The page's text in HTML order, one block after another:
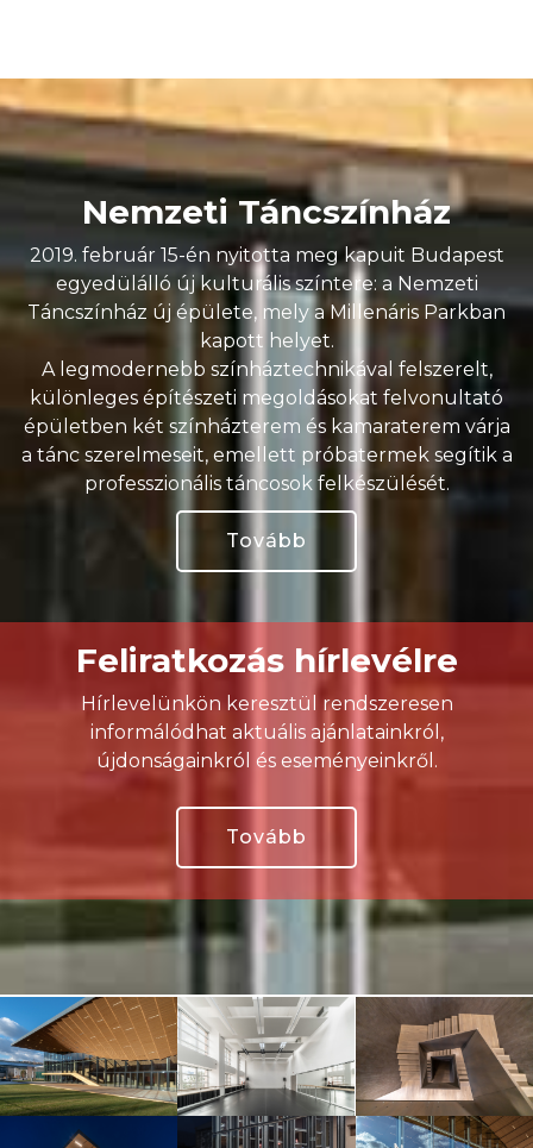
Nemzeti Táncszínház
2019. február 15-én nyitotta meg kapuit Budapest
egyedülálló új kulturális színtere: a Nemzeti
Táncszínház új épülete, mely a Millenáris Parkban
kapott helyet.
A legmodernebb színháztechnikával felszerelt,
különleges építészeti megoldásokat felvonultató
épületben két színházterem és kamaraterem várja
a tánc szerelmeseit, emellett próbatermek segítik a
professzionális táncosok felkészülését.
Tovább
Feliratkozás hírlevélre
Hírlevelünkön keresztül rendszeresen
informálódhat aktuális ajánlatainkról,
újdonságainkról és eseményeinkről.
Tovább